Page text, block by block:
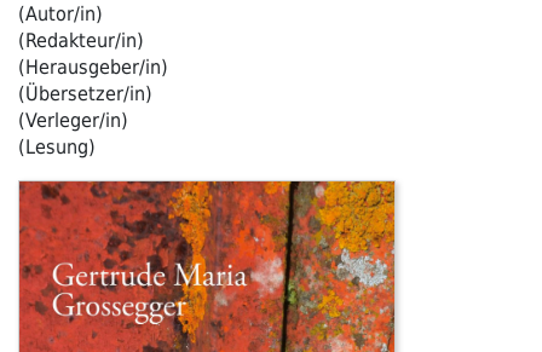
(Autor/in)
(Redakteur/in)
(Herausgeber/in)
(Übersetzer/in)
(Verleger/in)
(Lesung)